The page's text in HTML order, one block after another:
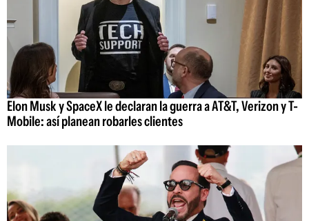
Elon Musk y SpaceX le declaran la guerra a AT&T, Verizon y T-
Mobile: así planean robarles clientes